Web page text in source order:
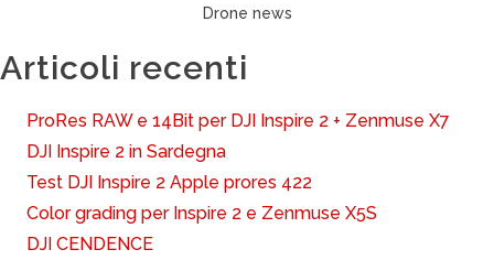
Drone news
Articoli recenti
ProRes RAW e 14Bit per DJI Inspire 2 + Zenmuse X7
DJI Inspire 2 in Sardegna
Test DJI Inspire 2 Apple prores 422
Color grading per Inspire 2 e Zenmuse X5S
DJI CENDENCE